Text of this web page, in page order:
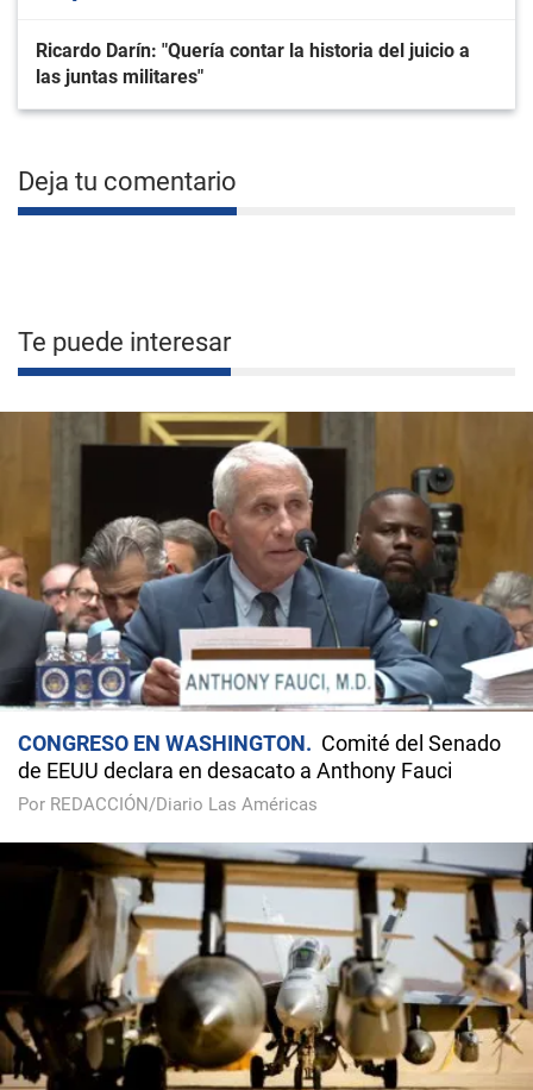
Ricardo Darín: "Quería contar la historia del juicio a
las juntas militares"
Deja tu comentario
Te puede interesar
CONGRESO EN WASHINGTON
Comité del Senado
de EEUU declara en desacato a Anthony Fauci
Por REDACCIÓN/Diario Las Américas